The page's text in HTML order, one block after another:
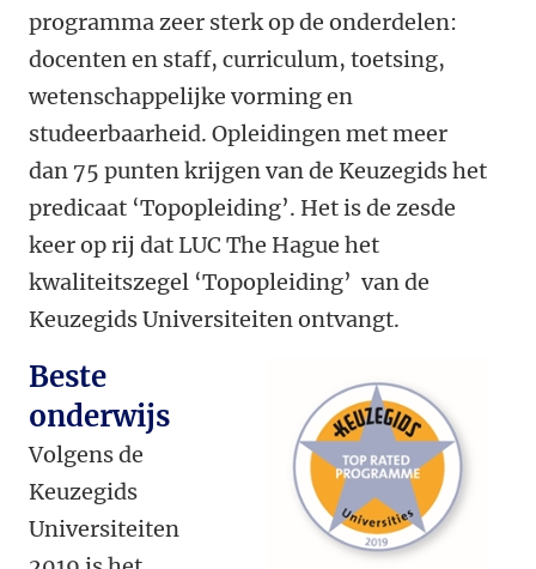
programma zeer sterk op de onderdelen:
docenten en staff, curriculum, toetsing,
wetenschappelijke vorming en
studeerbaarheid. Opleidingen met meer
dan 75 punten krijgen van de Keuzegids het
predicaat ‘Topopleiding’. Het is de zesde
keer op rij dat LUC The Hague het
kwaliteitszegel ‘Topopleiding’ van de
Keuzegids Universiteiten ontvangt.
Beste
onderwijs
Volgens de
Keuzegids
Universiteiten